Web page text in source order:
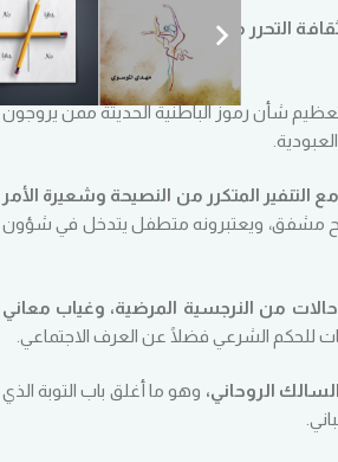
التحرر من “التبعية” و”البرمجة”، والحث
شأن رموز الباطنية الحديثة ممن يروجون
مع التنفير المتكرر من النصيحة وشعيرة الأمر
مشفق، ويعتبرونه متطفل يتدخل في شؤون
من النرجسية المرضية، وغياب معاني
للحكم الشرعي فضلًا عن العرف الاجتماعي.
وهو ما أغلق باب التوبة الذي